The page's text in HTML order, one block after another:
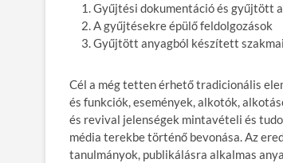
Gyűjtési dokumentáció és gyűjtött
A gyűjtésekre épülő feldolgozások
Gyűjtött anyagból készített
Cél a még tetten érhető tradicionális
és funkciók, események, alkotók,
és revival jelenségek mintavételi és
média terekbe történő bevonása. Az
tanulmányok, publikálásra alkalmas